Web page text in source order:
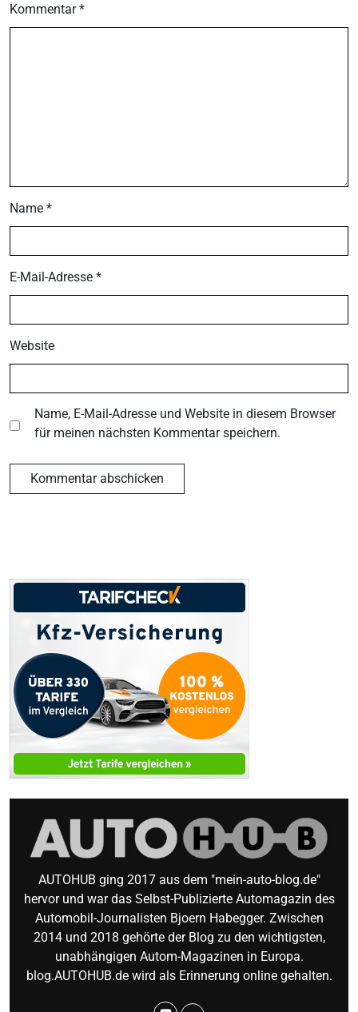
Kommentar*
Name *
E-Mail-Adresse *
Website
Name, E-Mail-Adresse und Website in diesem Browser
für meinen nächsten Kommentar speichern.
AUTOHUB ging 2017 aus dem "mein-auto-blog.de"
hervor und war das Selbst-Publizierte Automagazin des
Automobil-Journalisten Bjoern Habegger. Zwischen
2014 und 2018 gehörte der Blog zu den wichtigsten,
unabhängigen Autom-Magazinen in Europa.
blog.AUTOHUB.de wird als Erinnerung online gehalten.